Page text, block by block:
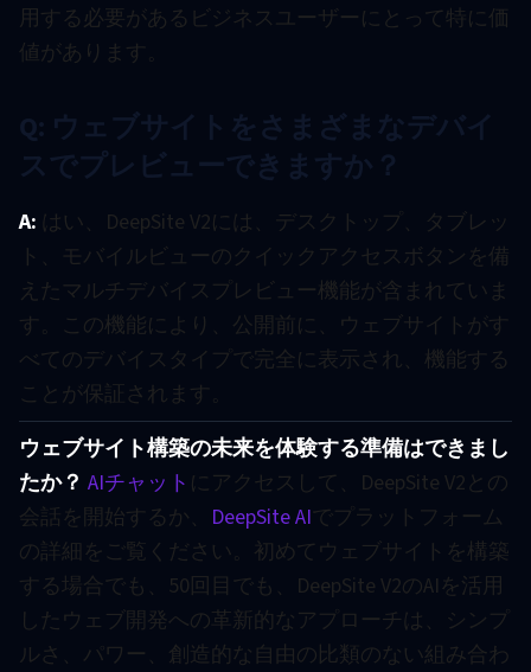
用する必要があるビジネスユーザーにとって特に価
値があります。
Q: ウェブサイトをさまざまなデバイ
スでプレビューできますか？
A: はい、DeepSite V2には、デスクトップ、タブレッ
ト、モバイルビューのクイックアクセスボタンを備
えたマルチデバイスプレビュー機能が含まれていま
す。この機能により、公開前に、ウェブサイトがす
べてのデバイスタイプで完全に表示され、機能する
ことが保証されます。
ウェブサイト構築の未来を体験する準備はできまし
たか？ AIチャット にアクセスして、DeepSite V2との
会話を開始するか、 DeepSite AI でプラットフォーム
の詳細をご覧ください。初めてウェブサイトを構築
する場合でも、50回目でも、DeepSite V2のAIを活用
したウェブ開発への革新的なアプローチは、シンプ
ルさ、パワー、創造的な自由の比類のない組み合わ